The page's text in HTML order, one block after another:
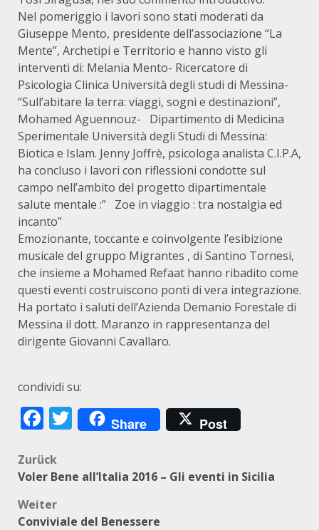
Nel pomeriggio i lavori sono stati moderati da
Giuseppe Mento, presidente dell’associazione “La
Mente”, Archetipi e Territorio e hanno visto gli
interventi di: Melania Mento- Ricercatore di
Psicologia Clinica Università degli studi di Messina-
“Sull’abitare la terra: viaggi, sogni e destinazioni”,
Mohamed Aguennouz- Dipartimento di Medicina
Sperimentale Università degli Studi di Messina:
Biotica e Islam. Jenny Joffrè, psicologa analista C.I.P.A,
ha concluso i lavori con riflessioni condotte sul
campo nell’ambito del progetto dipartimentale
salute mentale :” Zoe in viaggio : tra nostalgia ed
incanto”
Emozionante, toccante e coinvolgente l’esibizione
musicale del gruppo Migrantes , di Santino Tornesi,
che insieme a Mohamed Refaat hanno ribadito come
questi eventi costruiscono ponti di vera integrazione.
Ha portato i saluti dell’Azienda Demanio Forestale di
Messina il dott. Maranzo in rappresentanza del
dirigente Giovanni Cavallaro.
condividi su:
Facebook
Twitter
Share Post
Beitragsnavigation
Zurück
Voler Bene all’Italia 2016 – Gli eventi in Sicilia
Weiter
Conviviale del Benessere